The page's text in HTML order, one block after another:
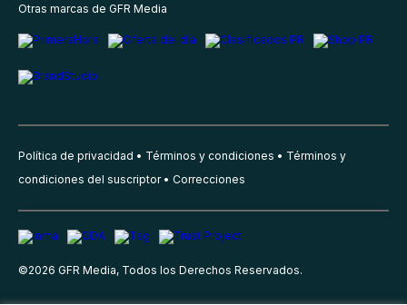
Otras marcas de GFR Media
Política de privacidad Términos y condiciones
Términos y
condiciones del suscriptor
Correcciones
©2026 GFR Media, Todos los Derechos Reservados.